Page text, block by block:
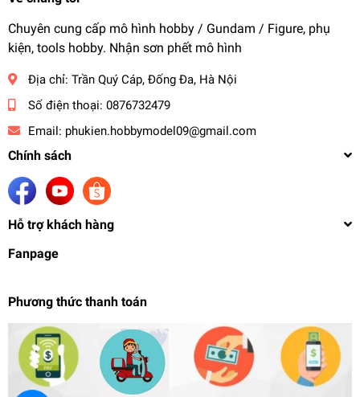
Chuyên cung cấp mô hình hobby / Gundam / Figure, phụ
kiện, tools hobby. Nhận sơn phết mô hình
Địa chỉ: Trần Quý Cáp, Đống Đa, Hà Nội
Số điện thoại: 0876732479
Email: phukien.hobbymodel09@gmail.com
Chính sách
Hỗ trợ khách hàng
Fanpage
Phương thức thanh toán